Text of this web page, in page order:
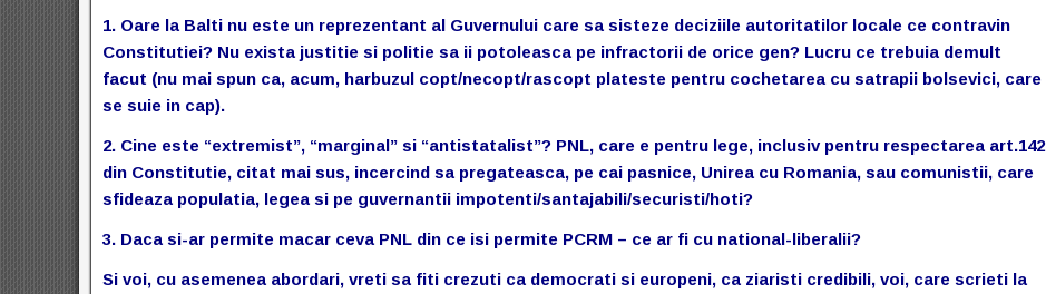
1. Oare la Balti nu este un reprezentant al Guvernului care sa sisteze deciziile autoritatilor locale ce contravin
Constitutiei? Nu exista justitie si politie sa ii potoleasca pe infractorii de orice gen? Lucru ce trebuia demult
facut (nu mai spun ca, acum, harbuzul copt/necopt/rascopt plateste pentru cochetarea cu satrapii bolsevici, care
se suie in cap).
2. Cine este “extremist”, “marginal” si “antistatalist”? PNL, care e pentru lege, inclusiv pentru respectarea art.142
din Constitutie, citat mai sus, incercind sa pregateasca, pe cai pasnice, Unirea cu Romania, sau comunistii, care
sfideaza populatia, legea si pe guvernantii impotenti/santajabili/securisti/hoti?
3. Daca si-ar permite macar ceva PNL din ce isi permite PCRM – ce ar fi cu national-liberalii?
Si voi, cu asemenea abordari, vreti sa fiti crezuti ca democrati si europeni, ca ziaristi credibili, voi, care scrieti la